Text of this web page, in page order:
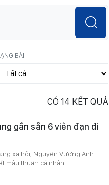
BÀI
CÓ 14 KẾT QUẢ
gắn sẵn 6 viên đạn đi
xã hội, Nguyễn Vương Anh
mâu thuẫn cá nhân.